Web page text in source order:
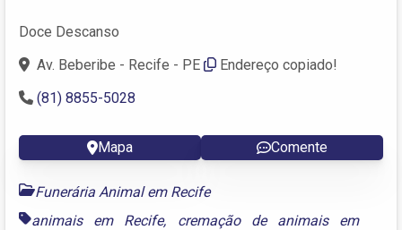
Doce Descanso
Av. Beberibe - Recife - PE
Endereço copiado!
(81) 8855-5028
Mapa Comente
Funerária Animal em Recife
animais em Recife, cremação de animais em